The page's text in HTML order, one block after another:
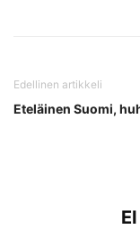
Edellinen artikkeli
Eteläinen Suomi,